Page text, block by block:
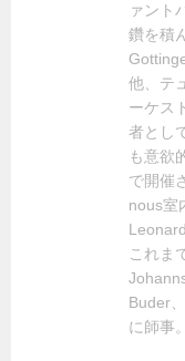
ァント
鑽を積
他、テ
ーケス
者とし
も意欲
で開催
nous室
これま
Buder
に師事。